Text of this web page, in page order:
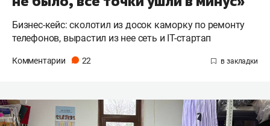
Бизнес-кейс: сколотил из досок каморку по ремонту
телефонов, вырастил из нее сеть и IT-стартап
Комментарии 22